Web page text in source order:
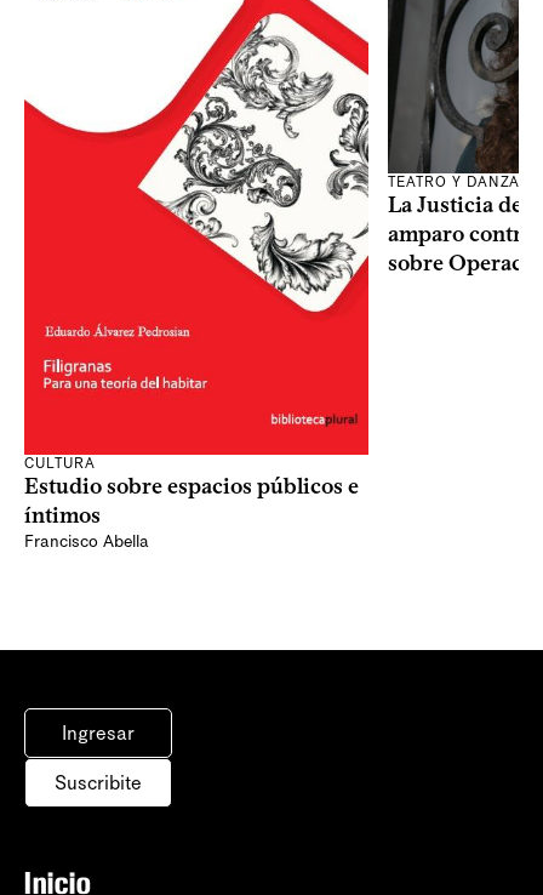
CULTURA
Estudio sobre espacios públicos e
íntimos
Francisco Abella
TEATRO Y DANZA
La Justicia
amparo contra
sobre
Ingresar
Suscribite
Inicio